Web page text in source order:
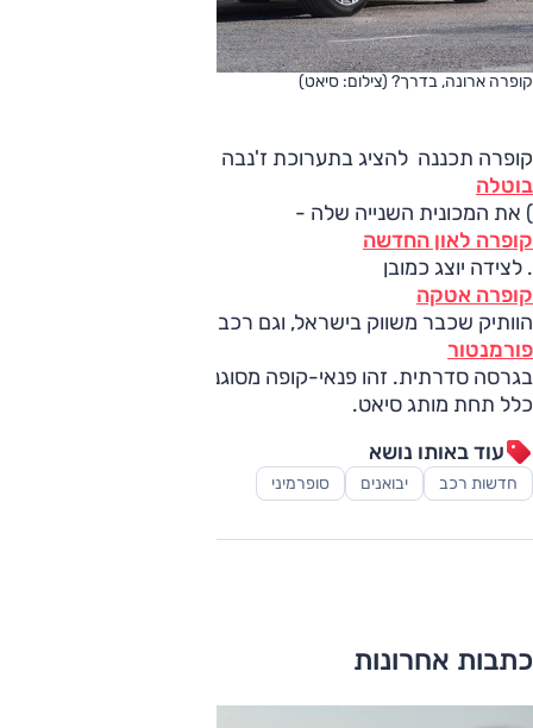
קופרה ארונה, בדרך? (צילום: סיאט)
קופרה תכננה להציג בתערוכת ז'נבה (לפני שזו
בוטלה
) את המכונית השנייה שלה -
קופרה לאון החדשה
. לצידה יוצג כמובן
קופרה אטקה
הוותיק שכבר משווק בישראל, וגם רכב פנאי שני - ה
פורמנטור
בגרסה סדרתית. זהו פנאי-קופה מסוגנן שככל הנראה לא יוצע
כלל תחת מותג סיאט.
עוד באותו נושא
חדשות רכב יבואנים סופרמיני
כתבות אחרונות